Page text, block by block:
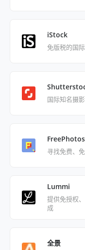
iStock
免版税的国
国际知名摄
寻找免费、
Lummi
提供免授权
成
全景